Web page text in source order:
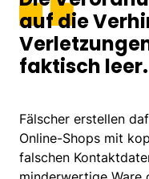
auf die
faktisch leer.
Fälscher erstellen
Online-Shops mit
falschen